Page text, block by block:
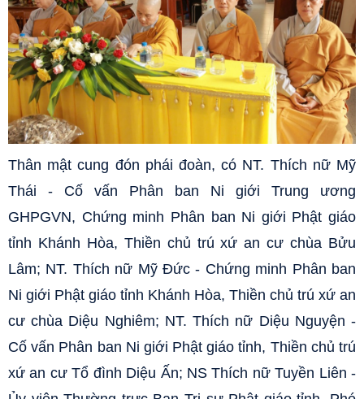
Thân mật cung đón phái đoàn, có NT. Thích nữ Mỹ
Thái - Cố vấn Phân ban Ni giới Trung ương
GHPGVN, Chứng minh Phân ban Ni giới Phật giáo
tỉnh Khánh Hòa, Thiền chủ trú xứ an cư chùa Bửu
Lâm; NT. Thích nữ Mỹ Đức - Chứng minh Phân ban
Ni giới Phật giáo tỉnh Khánh Hòa, Thiền chủ trú xứ an
cư chùa Diệu Nghiêm; NT. Thích nữ Diệu Nguyện -
Cố vấn Phân ban Ni giới Phật giáo tỉnh, Thiền chủ trú
xứ an cư Tổ đình Diệu Ấn; NS Thích nữ Tuyền Liên -